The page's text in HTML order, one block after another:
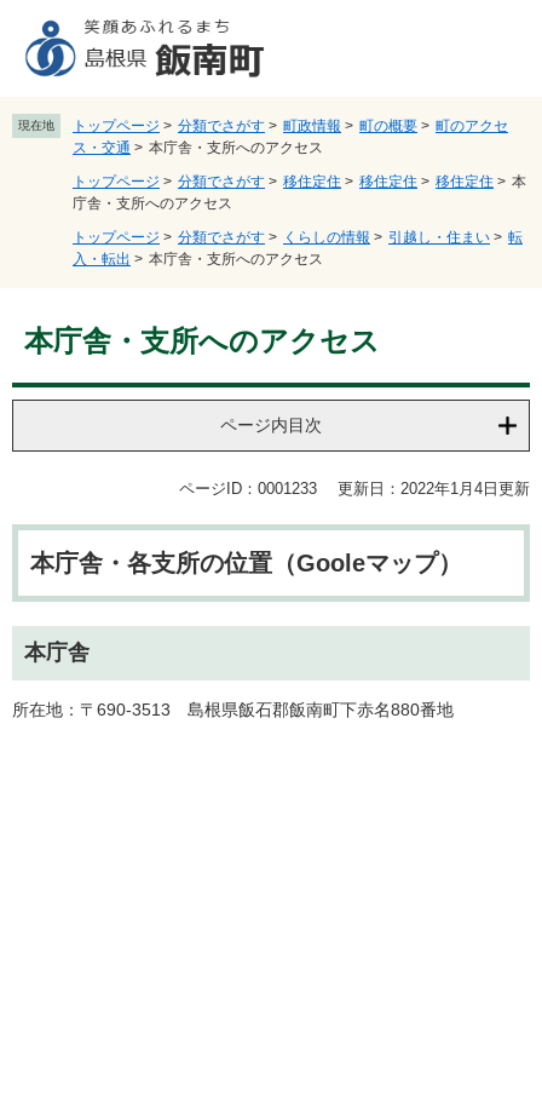
先
頭
を
飛
現在地 トップページ > 分類でさがす > 町政情報 > 町の概要 > 町のアクセ
ス・交通 > 本庁舎・支所へのアクセス
トップページ > 分類でさがす > 移住定住 > 移住定住 > 移住定住 > 本
庁舎・支所へのアクセス
トップページ > 分類でさがす > くらしの情報 > 引越し・住まい > 転
入・転出 > 本庁舎・支所へのアクセス
文本庁舎・支所へのアクセス
ページ内目次
ページID：0001233 更新日：2022年1月4日更新
本庁舎・各支所の位置（Gooleマップ）
本庁舎
所在地：〒690-3513 島根県飯石郡飯南町下赤名880番地